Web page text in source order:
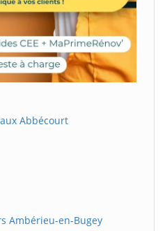
Abbécourt
Ambérieu-en-Bugey